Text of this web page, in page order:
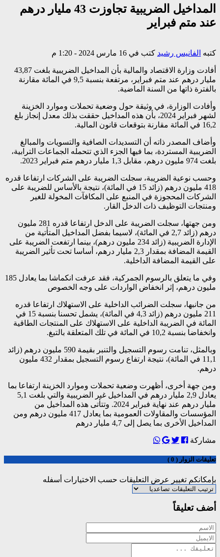
المداخيل الضريبية تجاوزت 43 مليار درهم
عند متم فبراير
كتبه الفانيس رشيد كتب في 16 مارس 2024 - 1:20 م
أفادت وزارة الاقتصاد والمالية بأن المداخيل الضريبية بلغت 43,87
مليار درهم عند متم فبراير، مرتفعة بنسبة 9,5 في المائة مقارنة
بالفترة ذاتها من السنة الماضية.
وأفادت الوزارة، في وثيقة حول وضعية تحملات وموارد الخزينة
لشهر فبراير 2024، بأن هذه المداخيل حققت بذلك معدل إنجاز بلغ
16,2 في المائة مقارنة بتوقعات قانون المالية.
وأضاف المصدر ذاته أن التسديدات الصافية والتسويات والمبالغ
الضريبية المستردة، بما فيها الجزء الذي تتحمله الجماعات الترابية،
بلغت 974 مليون درهم، مقابل 1,3 مليار درهم متم فبراير 2023.
وحسب نوعية الضريبة، سجلت الضريبة على الشركات ارتفاعا قدره
418 مليون درهم (زائد 15 في المائة)، نتيجة بالأساس للضريبة على
الشركات المحجوزة في المنبع على المكافآت المخولة للغير
ومنتجات التوظيف ذات الدخل القار.
ومن جهتها، سجلت الضريبة على الدخل ارتفاعا قدره 281 مليون
درهم (زائد 2,7 في المائة)، لاسيما بفضل المداخيل المتأتية من
الإدارة الضريبية (زائد 234 مليون درهم)، بينما ارتفعت الضريبة على
القيمة المضافة بمقدار 2,3 مليار درهم، أساسا تحت تأثير الضريبة
على القيمة المضافة الداخلية.
وفي ما يتعلق بالرسوم الجمركية، فقد عرفت انكماشا بما يعادل 185
مليون درهم، إثر انخفاض الواردات على وجه الخصوص
من جانبها، سجلت الضرائب الداخلية على الاستهلاك ارتفاعا قدره
211 مليون درهم (زائد 4,3 في المائة)، يشمل تحسنا بنسبة 15 في
المائة في الضريبة الداخلية على الاستهلاك على المنتجات الطاقية
وانخفاضا بنسبة 10,2 في المائة في تلك المتعلقة بالتبغ.
وبالمثل، تنامت رسوم التسجيل والتنبر بقيمة 590 مليون درهم (زائد
11,1 في المائة)، نتيجة ارتفاع رسوم التسجيل بمقدار 432 مليون
درهم.
ومن جهة أخرى، أظهرت وضعية تحملات وموارد الخزينة ارتفاعا بما
يعادل 2,9 مليار درهم في المداخيل غير الضريبية والتي بلغت 5,1
مليار درهم عند نهاية فبراير 2024. وتتأتى هذه المداخيل من
المؤسسات والمقاولات العمومية بما يعادل 417 مليون درهم ومن
المداخيل الأخرى بما يصل إلى 4,7 مليار درهم
مشاركة
تعليقات الزوار ( 0 )
بإمكانكم تغيير عرض التعليقات حسب الاختيارات أسفله
أضف تعليقاً